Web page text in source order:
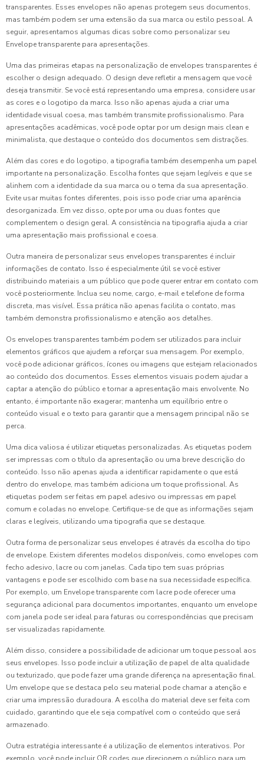
transparentes. Esses envelopes não apenas protegem seus documentos,
mas também podem ser uma extensão da sua marca ou estilo pessoal. A
seguir, apresentamos algumas dicas sobre como personalizar seu
Envelope transparente para apresentações.
Uma das primeiras etapas na personalização de envelopes transparentes é
escolher o design adequado. O design deve refletir a mensagem que você
deseja transmitir. Se você está representando uma empresa, considere usar
as cores e o logotipo da marca. Isso não apenas ajuda a criar uma
identidade visual coesa, mas também transmite profissionalismo. Para
apresentações acadêmicas, você pode optar por um design mais clean e
minimalista, que destaque o conteúdo dos documentos sem distrações.
Além das cores e do logotipo, a tipografia também desempenha um papel
importante na personalização. Escolha fontes que sejam legíveis e que se
alinhem com a identidade da sua marca ou o tema da sua apresentação.
Evite usar muitas fontes diferentes, pois isso pode criar uma aparência
desorganizada. Em vez disso, opte por uma ou duas fontes que
complementem o design geral. A consistência na tipografia ajuda a criar
uma apresentação mais profissional e coesa.
Outra maneira de personalizar seus envelopes transparentes é incluir
informações de contato. Isso é especialmente útil se você estiver
distribuindo materiais a um público que pode querer entrar em contato com
você posteriormente. Inclua seu nome, cargo, e-mail e telefone de forma
discreta, mas visível. Essa prática não apenas facilita o contato, mas
também demonstra profissionalismo e atenção aos detalhes.
Os envelopes transparentes também podem ser utilizados para incluir
elementos gráficos que ajudem a reforçar sua mensagem. Por exemplo,
você pode adicionar gráficos, ícones ou imagens que estejam relacionados
ao conteúdo dos documentos. Esses elementos visuais podem ajudar a
captar a atenção do público e tornar a apresentação mais envolvente. No
entanto, é importante não exagerar; mantenha um equilíbrio entre o
conteúdo visual e o texto para garantir que a mensagem principal não se
perca.
Uma dica valiosa é utilizar etiquetas personalizadas. As etiquetas podem
ser impressas com o título da apresentação ou uma breve descrição do
conteúdo. Isso não apenas ajuda a identificar rapidamente o que está
dentro do envelope, mas também adiciona um toque profissional. As
etiquetas podem ser feitas em papel adesivo ou impressas em papel
comum e coladas no envelope. Certifique-se de que as informações sejam
claras e legíveis, utilizando uma tipografia que se destaque.
Outra forma de personalizar seus envelopes é através da escolha do tipo
de envelope. Existem diferentes modelos disponíveis, como envelopes com
fecho adesivo, lacre ou com janelas. Cada tipo tem suas próprias
vantagens e pode ser escolhido com base na sua necessidade específica.
Por exemplo, um Envelope transparente com lacre pode oferecer uma
segurança adicional para documentos importantes, enquanto um envelope
com janela pode ser ideal para faturas ou correspondências que precisam
ser visualizadas rapidamente.
Além disso, considere a possibilidade de adicionar um toque pessoal aos
seus envelopes. Isso pode incluir a utilização de papel de alta qualidade
ou texturizado, que pode fazer uma grande diferença na apresentação final.
Um envelope que se destaca pelo seu material pode chamar a atenção e
criar uma impressão duradoura. A escolha do material deve ser feita com
cuidado, garantindo que ele seja compatível com o conteúdo que será
armazenado.
Outra estratégia interessante é a utilização de elementos interativos. Por